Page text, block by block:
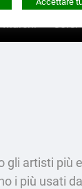
Marchi Corsi
artisti più
i più usati